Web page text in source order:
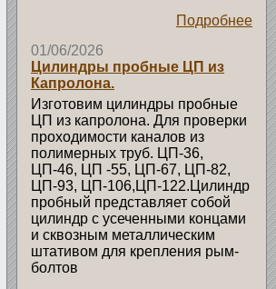
Подробнее
01/06/2026
Цилиндры пробные ЦП из
Капролона.
Изготовим цилиндры пробные
ЦП из капролона. Для проверки
проходимости каналов из
полимерных труб. ЦП-36,
ЦП-46, ЦП -55, ЦП-67, ЦП-82,
ЦП-93, ЦП-106,ЦП-122.Цилиндр
пробный представляет собой
цилиндр с усеченными концами
и сквозным металлическим
штативом для крепления рым-
болтов